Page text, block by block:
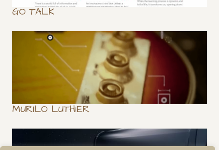
GO TALK
MURILO LUTHIER